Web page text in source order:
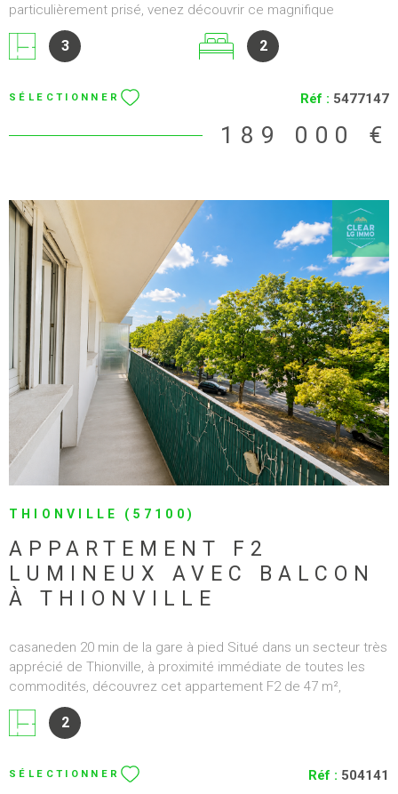
particulièrement prisé, venez découvrir ce magnifique
appartement de 65 m² en rez-de-chaussée , offrant un cadre
de vie agréable et fonctionnel. Ses atouts : 2 belles chambres
jours Cuisine ouverte sur un espace de vie lumineux Chauffage
au sol électrique pour un confort optimal Excellente
performance énergétique : DPE C / GES A 2 places de parking ,
dont une en sous-sol sécurisé Faibles charges de copropriété
qualité et des prestations appréciées au quotidien. Une
opportunité rare sur le secteur, à proximité des commodités,
des écoles, des commerces et des principaux axes de
circulation. Pour plus d'informations ou organiser une visite,
contactez-nous sans tarder. Un bien à découvrir rapidement !
3 2
SÉLECTIONNER Réf : 5477147
189 000 €
THIONVILLE (57100)
APPARTEMENT F2
LUMINEUX AVEC BALCON
À THIONVILLE
casaneden 20 min de la gare à pied Situé dans un secteur très
apprécié de Thionville, à proximité immédiate de toutes les
commodités, découvrez cet appartement F2 de 47 m²,
lumineux, traversant et parfaitement entretenu. Au 2? et dernier
étage d'une résidence calme et bien entretenue composée
exposition plein sud offrant un excellent ensoleillement tout au
long de la journée. L'appartement se compose d'une entrée,
2
SÉLECTIONNER Réf : 504141
VOIR LE BIEN